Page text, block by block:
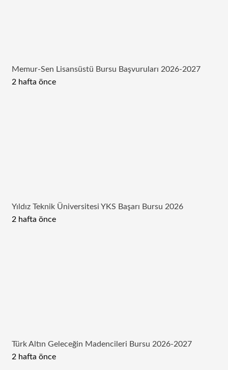
Memur-Sen Lisansüstü Bursu Başvuruları 2026-2027
2 hafta önce
Yıldız Teknik Üniversitesi YKS Başarı Bursu 2026
2 hafta önce
Türk Altın Geleceğin Madencileri Bursu 2026-2027
2 hafta önce